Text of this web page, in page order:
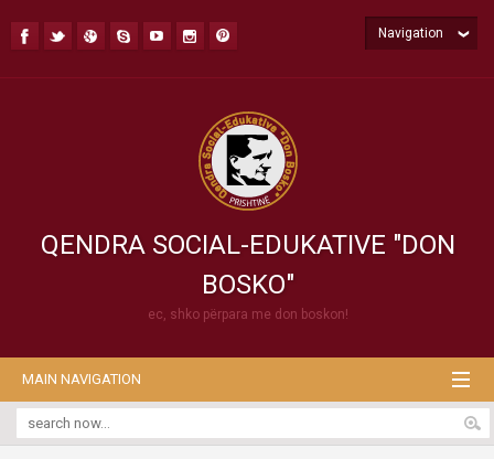
QENDRA SOCIAL-EDUKATIVE "DON
BOSKO"
ec, shko përpara me don boskon!
Navigation
MAIN NAVIGATION